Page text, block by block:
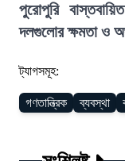
পুরোপুরি
দলগুলোর ক্ষমতা ও
ট্যাগসমূহ:
গণতান্ত্রিক ব্যবস্থা